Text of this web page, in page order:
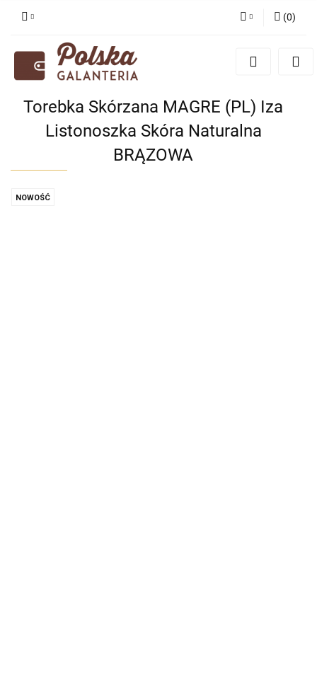
Zaloguj się
Zgody cookies
(0)
Torebka Skórzana MAGRE (PL) Iza
Listonoszka Skóra Naturalna
BRĄZOWA
NOWOŚĆ